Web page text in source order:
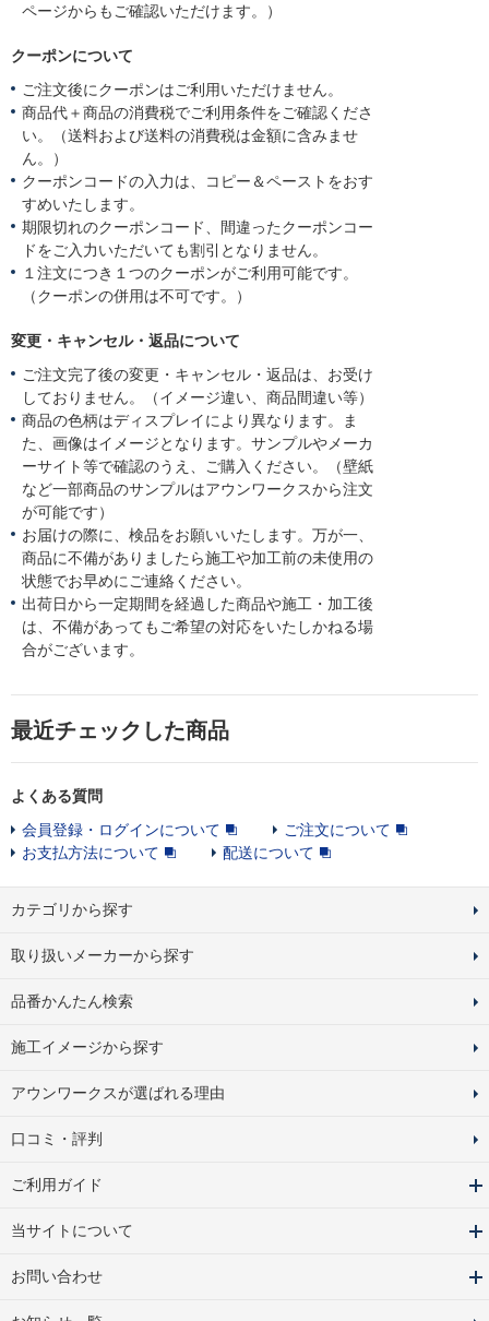
ページからもご確認いただけます。）
クーポンについて
ご注文後にクーポンはご利用いただけません。
商品代＋商品の消費税でご利用条件をご確認くださ
い。（送料および送料の消費税は金額に含みませ
ん。）
クーポンコードの入力は、コピー＆ペーストをおす
すめいたします。
期限切れのクーポンコード、間違ったクーポンコー
ドをご入力いただいても割引となりません。
１注文につき１つのクーポンがご利用可能です。
（クーポンの併用は不可です。）
変更・キャンセル・返品について
ご注文完了後の変更・キャンセル・返品は、お受け
しておりません。（イメージ違い、商品間違い等）
商品の色柄はディスプレイにより異なります。ま
た、画像はイメージとなります。サンプルやメーカ
ーサイト等で確認のうえ、ご購入ください。（壁紙
など一部商品のサンプルはアウンワークスから注文
が可能です）
お届けの際に、検品をお願いいたします。万が一、
商品に不備がありましたら施工や加工前の未使用の
状態でお早めにご連絡ください。
出荷日から一定期間を経過した商品や施工・加工後
は、不備があってもご希望の対応をいたしかねる場
合がございます。
最近チェックした商品
よくある質問
会員登録・ログインについて
ご注文について
お支払方法について
配送について
カテゴリから探す
取り扱いメーカーから探す
品番かんたん検索
施工イメージから探す
アウンワークスが選ばれる理由
口コミ・評判
ご利用ガイド
当サイトについて
お問い合わせ